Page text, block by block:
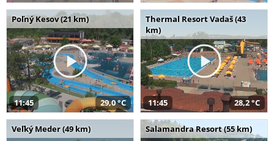
Poľný Kesov (21 km)
11:45 29,0 °C
Thermal Resort Vadaš (43
km)
11:45 28,2 °C
Veľký Meder (49 km) Salamandra Resort (55 km)